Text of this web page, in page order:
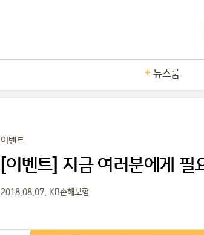
뉴스룸
이벤트
[이벤트] 지금 여러분에게 필
2018.08.07. KB손해보험